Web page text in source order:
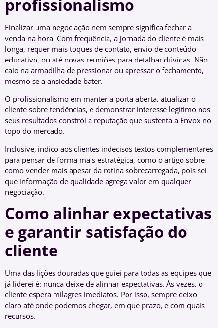
profissionalismo
Finalizar uma negociação nem sempre significa fechar a
venda na hora. Com frequência, a jornada do cliente é mais
longa, requer mais toques de contato, envio de conteúdo
educativo, ou até novas reuniões para detalhar dúvidas. Não
caio na armadilha de pressionar ou apressar o fechamento,
mesmo se a ansiedade bater.
O profissionalismo em manter a porta aberta, atualizar o
cliente sobre tendências, e demonstrar interesse legítimo nos
seus resultados constrói a reputação que sustenta a Envox no
topo do mercado.
Inclusive, indico aos clientes indecisos textos complementares
para pensar de forma mais estratégica, como o artigo sobre
como vender mais apesar da rotina sobrecarregada, pois sei
que informação de qualidade agrega valor em qualquer
negociação.
Como alinhar expectativas
e garantir satisfação do
cliente
Uma das lições douradas que guiei para todas as equipes que
já liderei é: nunca deixe de alinhar expectativas. Às vezes, o
cliente espera milagres imediatos. Por isso, sempre deixo
claro até onde podemos chegar, em que prazo, e com quais
recursos.